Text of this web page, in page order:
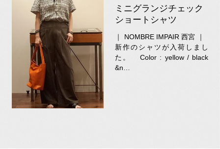
ミニグランジチェック
ショートシャツ
｜ NOMBRE IMPAIR 西宮 ｜
新作のシャツが入荷しまし
た。 Color : yellow / black
&n…